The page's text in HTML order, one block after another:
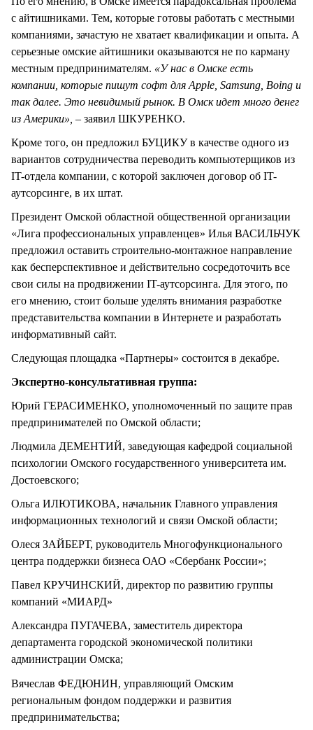
с айтишниками. Тем, которые готовы работать с местными
компаниями, зачастую не хватает квалификации и опыта. А
серьезные омские айтишники оказываются не по карману
местным предпринимателям. «У нас в Омске есть
компании, которые пишут софт для Apple, Samsung, Boing и
так далее. Это невидимый рынок. В Омск идет много денег
из Америки», – заявил ШКУРЕНКО.
Кроме того, он предложил БУЦИКУ в качестве одного из
вариантов сотрудничества переводить компьютерщиков из
IT-отдела компании, с которой заключен договор об IT-
аутсорсинге, в их штат.
Президент Омской областной общественной организации
«Лига профессиональных управленцев» Илья ВАСИЛЬЧУК
предложил оставить строительно-монтажное направление
как бесперспективное и действительно сосредоточить все
свои силы на продвижении IT-аутсорсинга. Для этого, по
его мнению, стоит больше уделять внимания разработке
представительства компании в Интернете и разработать
информативный сайт.
Следующая площадка «Партнеры» состоится в декабре.
Экспертно-консультативная группа:
Юрий ГЕРАСИМЕНКО, уполномоченный по защите прав
предпринимателей по Омской области;
Людмила ДЕМЕНТИЙ, заведующая кафедрой социальной
психологии Омского государственного университета им.
Достоевского;
Ольга ИЛЮТИКОВА, начальник Главного управления
информационных технологий и связи Омской области;
Олеся ЗАЙБЕРТ, руководитель Многофункционального
центра поддержки бизнеса ОАО «Сбербанк России»;
Павел КРУЧИНСКИЙ, директор по развитию группы
компаний «МИАРД»
Александра ПУГАЧЕВА, заместитель директора
департамента городской экономической политики
администрации Омска;
Вячеслав ФЕДЮНИН, управляющий Омским
региональным фондом поддержки и развития
предпринимательства;